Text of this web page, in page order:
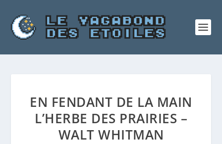
EN FENDANT DE LA MAIN
L’HERBE DES PRAIRIES –
WALT WHITMAN